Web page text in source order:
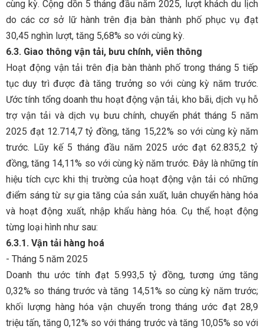
cùng kỳ. Cộng dồn 5 tháng đầu năm 2025, lượt khách du lịch
do các cơ sở lữ hành trên địa bàn thành phố phục vụ đạt
30,45 nghìn lượt, tăng 5,68% so với cùng kỳ.
6.3. Giao thông vận tải, bưu chính, viễn thông
Hoạt động vận tải trên địa bàn thành phố trong tháng 5 tiếp
tục duy trì được đà tăng trưởng so với cùng kỳ năm trước.
Ước tính tổng doanh thu hoạt động vận tải, kho bãi, dịch vụ hỗ
trợ vận tải và dịch vụ bưu chính, chuyển phát tháng 5 năm
2025 đạt 12.714,7 tỷ đồng, tăng 15,22% so với cùng kỳ năm
trước. Lũy kế 5 tháng đầu năm 2025 ước đạt 62.835,2 tỷ
đồng, tăng 14,11% so với cùng kỳ năm trước. Đây là những tín
hiệu tích cực khi thị trường của hoạt động vận tải có những
điểm sáng từ sự gia tăng của sản xuất, luân chuyển hàng hóa
và hoạt động xuất, nhập khẩu hàng hóa. Cụ thể, hoạt động
từng loại hình như sau:
6.3.1. Vận tải hàng hoá
- Tháng 5 năm 2025
Doanh thu ước tính đạt 5.993,5 tỷ đồng, tương ứng tăng
0,32% so tháng trước và tăng 14,51% so cùng kỳ năm trước;
khối lượng hàng hóa vận chuyển trong tháng ước đạt 28,9
triệu tấn, tăng 0,12% so với tháng trước và tăng 10,05% so với